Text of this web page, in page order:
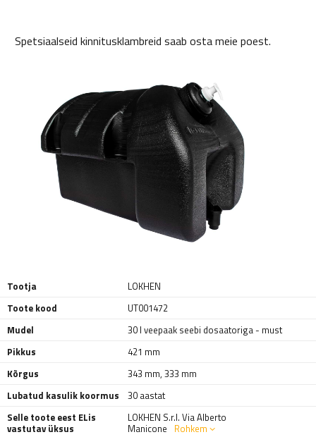
Spetsiaalseid kinnitusklambreid saab osta meie poest.
Tootja
LOKHEN
Toote kood
UT001472
Mudel
30 l veepaak seebi dosaatoriga - must
Pikkus
421 mm
Kõrgus
343 mm,333 mm
Lubatud kasulik koormus
30 aastat
Selle toote eest ELis
vastutav üksus
LOKHEN S.r.l. Via Alberto
Manicone Rohkem